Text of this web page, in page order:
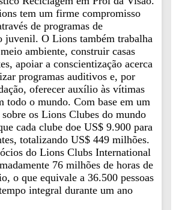
tem um firme compromisso
de programas de
juvenil. O Lions também trabalha
ambiente, construir casas
apoiar a conscientização acerca
programas auditivos e, por
oferecer auxílio às vítimas
todo o mundo. Com base em um
os Lions Clubes do mundo
cada clube doe US$ 9.900 para
totalizando US$ 449 milhões.
do Lions Clubs International
76 milhões de horas de
o que equivale a 36.500 pessoas
integral durante um ano